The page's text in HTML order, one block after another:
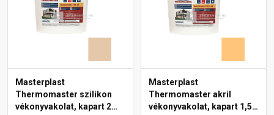
Masterplast
Thermomaster szilikon
vékonyvakolat, kapart 2
Masterplast
Thermomaster akril
vékonyvakolat, kapart 1,5